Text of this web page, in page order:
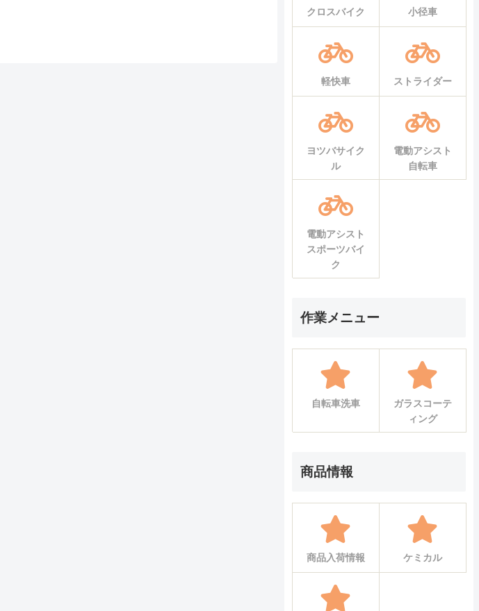
クロスバイク 小径車
軽快車 ストライダー
ヨツバサイク
ル
電動アシスト
自転車
電動アシスト
スポーツバイ
ク
作業メニュー
自転車洗車
ガラスコーテ
ィング
商品情報
商品入荷情報 ケミカル